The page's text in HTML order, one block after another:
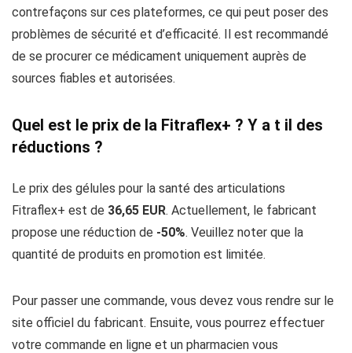
contrefaçons sur ces plateformes, ce qui peut poser des
problèmes de sécurité et d’efficacité. Il est recommandé
de se procurer ce médicament uniquement auprès de
sources fiables et autorisées.
Quel est le prix de la Fitraflex+ ? Y a t il des
réductions ?
Le prix des gélules pour la santé des articulations
Fitraflex+ est de 36,65 EUR. Actuellement, le fabricant
propose une réduction de -50%. Veuillez noter que la
quantité de produits en promotion est limitée.
Pour passer une commande, vous devez vous rendre sur le
site officiel du fabricant. Ensuite, vous pourrez effectuer
votre commande en ligne et un pharmacien vous